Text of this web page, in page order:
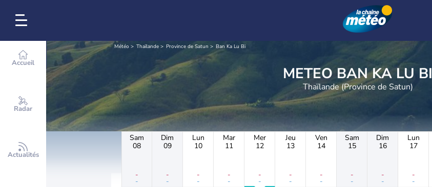
Accueil
Radar
Actualités
Météo Thaïlande Province de Satun Ban Ka Lu Bi
METEO BAN KA LU BI
Thaïlande (Province de Satun)
Sam
08
-
-
Dim
09
-
-
Lun
10
-
-
Mar
11
-
-
Mer
12
-
-
Jeu
13
-
-
Ven
14
-
-
Sam
15
-
-
Dim
16
-
-
Lun
17
-
-